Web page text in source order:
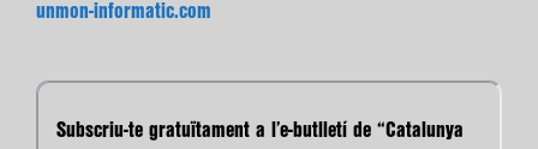
unmon-informatic.com
Subscriu-te gratuïtament a l’e-butlletí de “Catalunya